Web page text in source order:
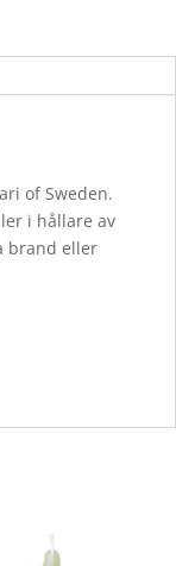
of Sweden.
i hållare av
brand eller